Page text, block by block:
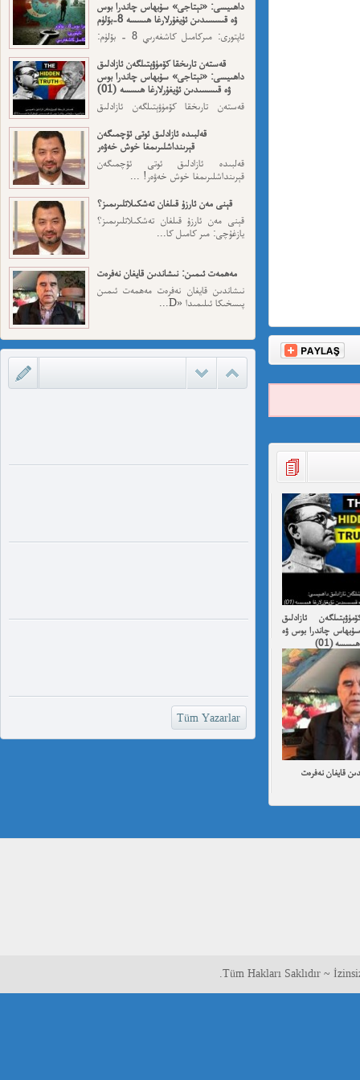
ئازادلىق
چاندرا بوس ۋە
(01)
قايغان نەفرەت
داھىيسى: «نېتاجى» سۇبھاس چاندرا بوس
ۋە قىسسىدىن ئۇيغۇرلارغا ھىسسە 8-بۆلۈم
ئاپتورى: مىركامىل كاشغەرىي 8 - بۆلۈم:
قەستەن تارىخقا كۆمۈۋېتىلگەن ئازادلىق
داھىيسى: «نېتاجى» سۇبھاس چاندرا بوس
ۋە قىسسىدىن ئۇيغۇرلارغا ھىسسە (01)
قەستەن تارىخقا كۆمۈۋېتىلگەن ئازادلىق
قەلبىدە ئازادلىق ئوتى ئۆچمىگەن
قېرىنداشلىرىمغا خوش خەۋەر
قەلبىدە ئازادلىق ئوتى ئۆچمىگەن
قېرىنداشلىرىمغا خوش خەۋەر! ...
قېنى مەن ئارزۇ قىلغان تەشكىلاتلىرىمىز؟
قېنى مەن ئارزۇ قىلغان تەشكىلاتلىرىمىز؟
يازغۇچى: مىر كامىل كا...
مەھمەت ئىمىن: نىشاندىن قايغان نەفرەت
نىشاندىن قايغان نەفرەت مەھمەت ئىمىن
پىسخىكا ئىلىمىدا «D...
مەمەت ئىمىن : ئادالەتسىزلىك ئازابى
كىشىلەرنى ئادالەتلىك قىلامدۇ؟
ئادالەتسىزلىك ئازابى كىشىلەرنى ئادالەتلىك
قىلامدۇ؟ مەمەت ئ...
Tüm Yazarlar